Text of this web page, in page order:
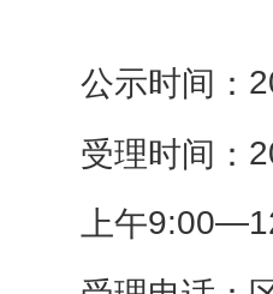
公示时间：
受理时间：
上午9:00—